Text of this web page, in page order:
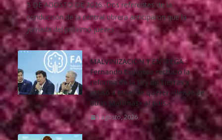
5 DE AGOSTO DE 2026.-Dos referentes de la
conducción de la central obrera anticiparon que la
jornada del próximo jueves
MALVINIZACIÖN Y ENTREGA :
Fernando Espinoza rechazó la
reforma de la Ley de Tierras y
acusó a Milei de querer «llenar de
otras Malvinas» al país.-
5 agosto, 2026